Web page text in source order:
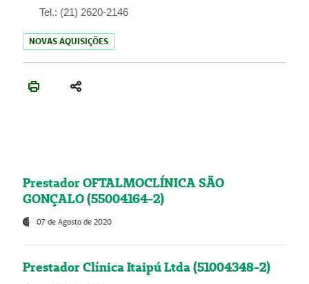
Tel.: (21) 2620-2146
NOVAS AQUISIÇÕES
Prestador OFTALMOCLÍNICA SÃO
GONÇALO (55004164-2)
07 de Agosto de 2020
Prestador Clínica Itaipú Ltda (51004348-2)